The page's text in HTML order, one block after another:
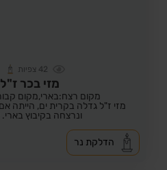
42 צפיות
מזי בכר ז"ל
מקום רצח:בארי,מקום
מזי ז"ל גדלה בקרית ים, הייתה
ונרצחה בקיבוץ
הדלקת נר